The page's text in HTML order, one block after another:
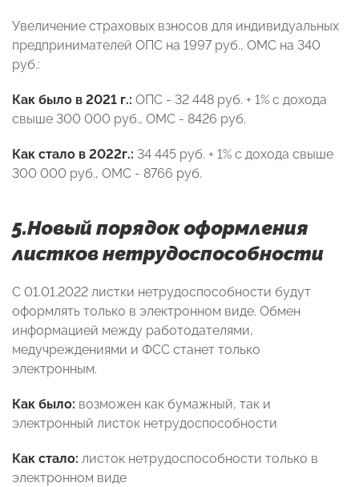
Увеличение страховых взносов для индивидуальных
предпринимателей ОПС на 1997 руб., ОМС на 340
руб.:
Как было в 2021 г.: ОПС - 32 448 руб. + 1% с дохода
свыше 300 000 руб., ОМС - 8426 руб.
Как стало в 2022г.: 34 445 руб. + 1% с дохода свыше
300 000 руб., ОМС - 8766 руб.
5.Новый порядок оформления
листков нетрудоспособности
С 01.01.2022 листки нетрудоспособности будут
оформлять только в электронном виде. Обмен
информацией между работодателями,
медучреждениями и ФСС станет только
электронным.
Как было: возможен как бумажный, так и
электронный листок нетрудоспособности
Как стало: листок нетрудоспособности только в
электронном виде